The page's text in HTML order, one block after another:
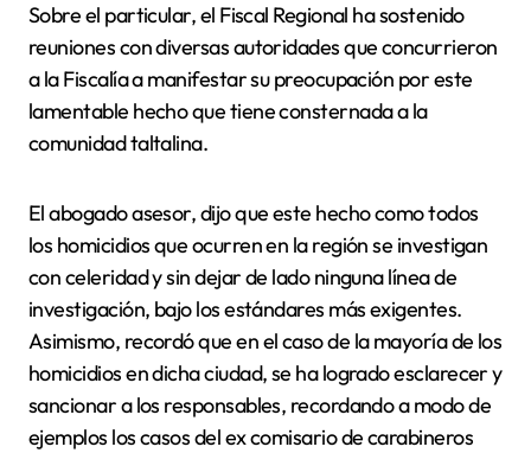
Sobre el particular, el Fiscal Regional ha sostenido
reuniones con diversas autoridades que concurrieron
a la Fiscalía a manifestar su preocupación por este
lamentable hecho que tiene consternada a la
comunidad taltalina.
El abogado asesor, dijo que este hecho como todos
los homicidios que ocurren en la región se investigan
con celeridad y sin dejar de lado ninguna línea de
investigación, bajo los estándares más exigentes.
Asimismo, recordó que en el caso de la mayoría de los
homicidios en dicha ciudad, se ha logrado esclarecer y
sancionar a los responsables, recordando a modo de
ejemplos los casos del ex comisario de carabineros